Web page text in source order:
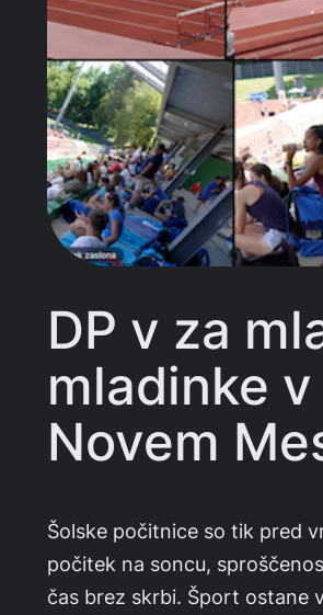
DP v za
mladinke v
Novem
Šolske počitnice so tik pred
počitek na soncu,
čas brez skrbi. Šport ostane